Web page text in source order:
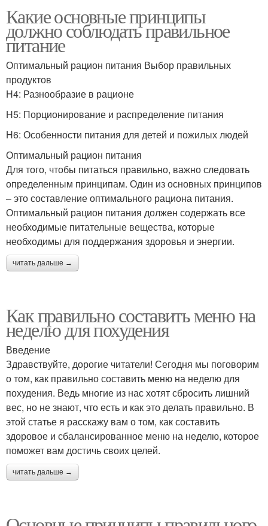
Какие основные принципы
должно соблюдать правильное
питание
Оптимальный рацион питания Выбор правильных
продуктов
H4: Разнообразие в рационе
H5: Порционирование и распределение питания
H6: Особенности питания для детей и пожилых людей
Оптимальный рацион питания
Для того, чтобы питаться правильно, важно следовать
определенным принципам. Один из основных принципов
– это составление оптимального рациона питания.
Оптимальный рацион питания должен содержать все
необходимые питательные вещества, которые
необходимы для поддержания здоровья и энергии.
читать дальше →
Как правильно составить меню на
неделю для похудения
Введение
Здравствуйте, дорогие читатели! Сегодня мы поговорим
о том, как правильно составить меню на неделю для
похудения. Ведь многие из нас хотят сбросить лишний
вес, но не знают, что есть и как это делать правильно. В
этой статье я расскажу вам о том, как составить
здоровое и сбалансированное меню на неделю, которое
поможет вам достичь своих целей.
читать дальше →